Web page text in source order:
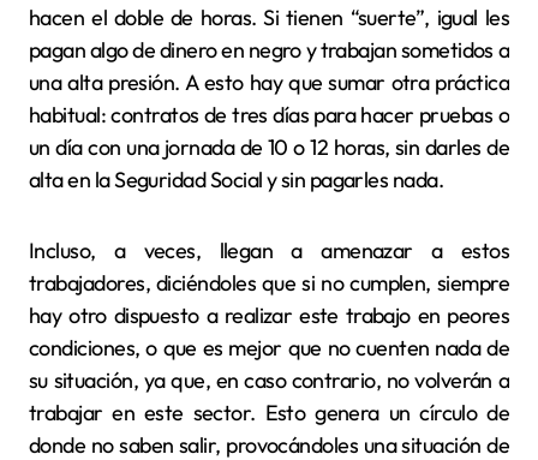
hacen el doble de horas. Si tienen “suerte”, igual les
pagan algo de dinero en negro y trabajan sometidos a
una alta presión. A esto hay que sumar otra práctica
habitual: contratos de tres días para hacer pruebas o
un día con una jornada de 10 o 12 horas, sin darles de
alta en la Seguridad Social y sin pagarles nada.
Incluso, a veces, llegan a amenazar a estos
trabajadores, diciéndoles que si no cumplen, siempre
hay otro dispuesto a realizar este trabajo en peores
condiciones, o que es mejor que no cuenten nada de
su situación, ya que, en caso contrario, no volverán a
trabajar en este sector. Esto genera un círculo de
donde no saben salir, provocándoles una situación de